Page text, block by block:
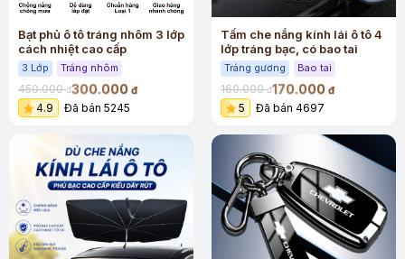
Bạt phủ ô tô tráng nhôm 3 lớp
cách nhiệt cao cấp
3 Lớp Tráng nhôm
450.000đ300.000 đ
4.9 Đã bán 5245
Tấm che nắng kính lái ô tô 4
lớp tráng bạc, có bao tai
Tráng gương Bao tai
160.000đ170.000 đ
5 Đã bán 4697